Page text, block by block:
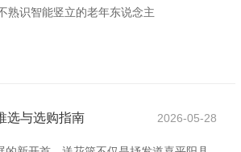
熟识智能竖立的老年东说念主
选与选购指南 2026-05-28